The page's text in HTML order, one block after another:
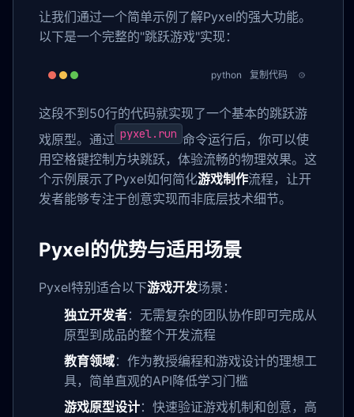
让我们通过一个简单示例了解Pyxel的强大功能。
以下是一个完整的"跳跃游戏"实现：
python 复制代码
这段不到50行的代码就实现了一个基本的跳跃游
戏原型。通过 pyxel.run 命令运行后，你可以使
用空格键控制方块跳跃，体验流畅的物理效果。这
个示例展示了Pyxel如何简化游戏制作流程，让开
发者能够专注于创意实现而非底层技术细节。
Pyxel的优势与适用场景
Pyxel特别适合以下游戏开发场景：
独立开发者：无需复杂的团队协作即可完成从
原型到成品的整个开发流程
教育领域：作为教授编程和游戏设计的理想工
具，简单直观的API降低学习门槛
游戏原型设计：快速验证游戏机制和创意，高